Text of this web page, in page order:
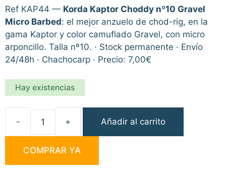
Ref KAP44 — Korda Kaptor Choddy nº10 Gravel
Micro Barbed: el mejor anzuelo de chod-rig, en la
gama Kaptor y color camuflado Gravel, con micro
arponcillo. Talla nº10. · Stock permanente · Envío
24/48h · Chachocarp · Precio: 7,00€
Hay existencias
Korda
Choddy
nº10
Añadir al carrito
COMPRAR YA